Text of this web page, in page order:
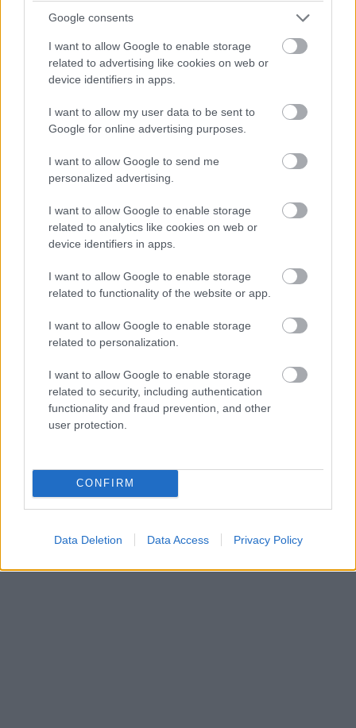
Google consents
I want to allow Google to enable storage
related to advertising like cookies on web or
device identifiers in apps.
I want to allow my user data to be sent to
Google for online advertising purposes.
I want to allow Google to send me
personalized advertising.
I want to allow Google to enable storage
related to analytics like cookies on web or
device identifiers in apps.
I want to allow Google to enable storage
related to functionality of the website or app.
I want to allow Google to enable storage
related to personalization.
I want to allow Google to enable storage
related to security, including authentication
functionality and fraud prevention, and other
user protection.
CONFIRM
Data Deletion Data Access Privacy Policy
Shepherd’s Pie
Bangers and Mash: Λουκάνικα που σερβίρονται
με πουρέ πατάτας και σάλτσα κρεμμυδιού, συχνά